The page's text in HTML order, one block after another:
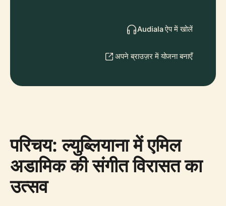
Audiala ऐप में खोलें
अपने ब्राउज़र में योजना बनाएँ
परिचय: ल्युब्लियाना में एमिल
अडामिक की संगीत विरासत का
उत्सव